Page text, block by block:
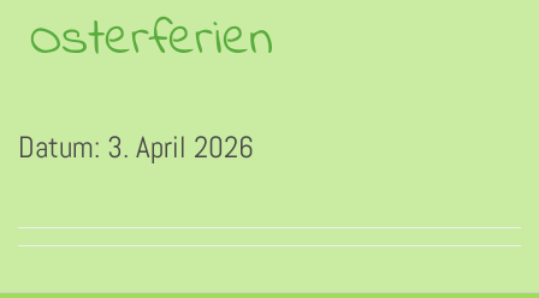
Osterferien
Datum: 3. April 2026